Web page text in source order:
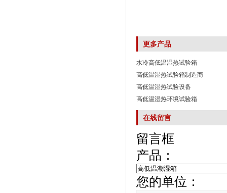
更多产品
水冷高低温湿热试验箱
高低温湿热试验箱制造商
高低温湿热试验设备
高低温湿热环境试验箱
在线留言
留言框
产品：
您的单位：